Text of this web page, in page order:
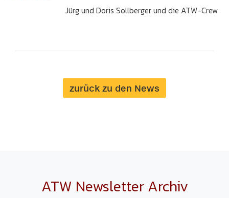
Jürg und Doris Sollberger und die ATW-Crew
zurück zu den News
ATW Newsletter Archiv